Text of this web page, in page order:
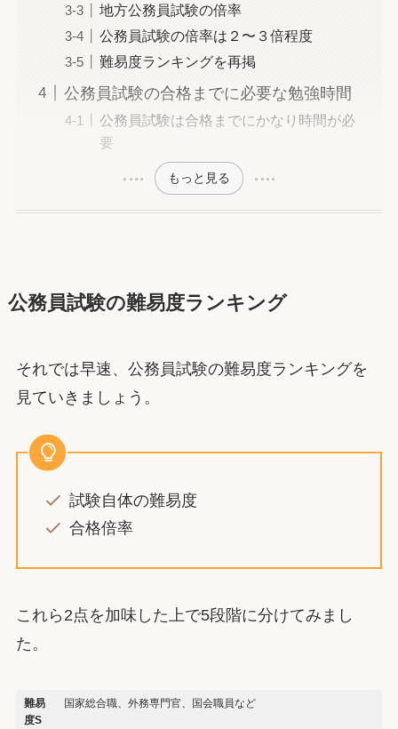
地方公務員試験の倍率
公務員試験の倍率は２〜３倍程度
難易度ランキングを再掲
公務員試験の合格までに必要な勉強時間
公務員試験は合格までにかなり時間が必
要
もっと見る
公務員試験の難易度ランキング
それでは早速、公務員試験の難易度ランキングを
見ていきましょう。
試験自体の難易度
合格倍率
これら2点を加味した上で5段階に分けてみまし
た。
難易
度S
国家総合職、外務専門官、国会職員など